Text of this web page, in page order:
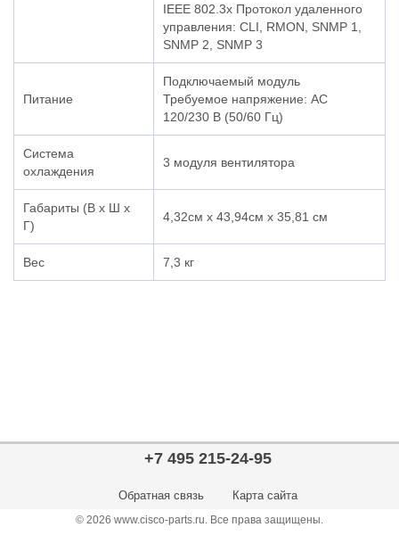
IEEE 802.3x Протокол удаленного
управления: CLI, RMON, SNMP 1,
SNMP 2, SNMP 3
Питание
Подключаемый модуль
Требуемое напряжение: AC
120/230 В (50/60 Гц)
Система
охлаждения
3 модуля вентилятора
Габариты (В х Ш х
Г)
4,32см х 43,94см х 35,81 cм
Вес 7,3 кг
+7 495 215-24-95
Обратная связь Карта сайта
© 2026 www.cisco-parts.ru. Все права защищены.